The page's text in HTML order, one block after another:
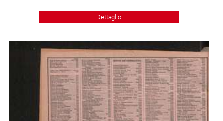
Dettaglio